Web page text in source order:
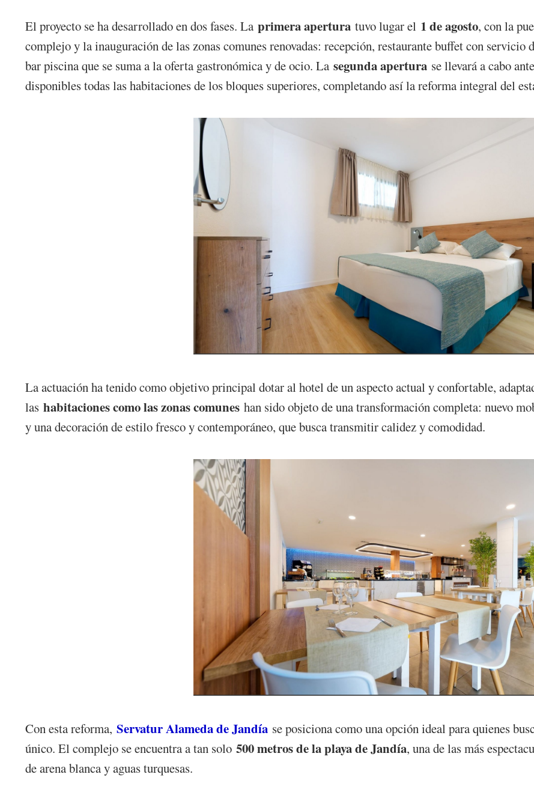
El proyecto se ha desarrollado en dos fases. La primera apertura tuvo lugar el 1 de agosto, con la
complejo y la inauguración de las zonas comunes renovadas: recepción, restaurante buffet con
bar piscina que se suma a la oferta gastronómica y de ocio. La segunda apertura se llevará a cabo
disponibles todas las habitaciones de los bloques superiores, completando así la reforma integral del
La actuación ha tenido como objetivo principal dotar al hotel de un aspecto actual y confortable,
las habitaciones como las zonas comunes han sido objeto de una transformación completa: nuevo
y una decoración de estilo fresco y contemporáneo, que busca transmitir calidez y comodidad.
Con esta reforma, Servatur Alameda de Jandía se posiciona como una opción ideal para quienes
único. El complejo se encuentra a tan solo 500 metros de la playa de Jandía, una de las más
de arena blanca y aguas turquesas.